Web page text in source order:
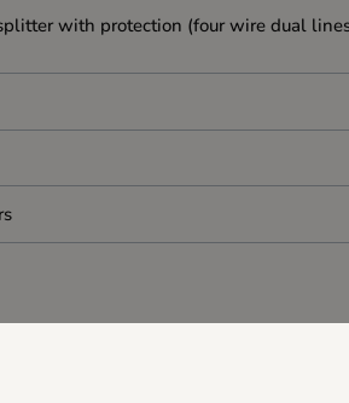
with protection (four wire dual